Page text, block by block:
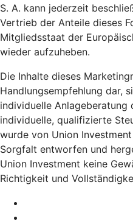
S. A. kann jederzeit
Vertrieb der Anteile dieses
Mitgliedsstaat der
wieder aufzuheben.
Die Inhalte dieses
Handlungsempfehlung dar,
individuelle Anlageberatung
individuelle, qualifizierte
wurde von Union
Sorgfalt entworfen und
Union Investment keine
Richtigkeit und